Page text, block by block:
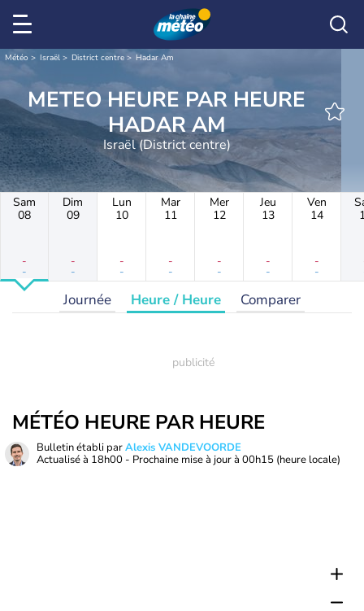
Météo Israël District centre Hadar Am
METEO HEURE PAR HEURE
HADAR AM
Israël (District centre)
Sam
08
-
-
Dim
09
-
-
Lun
10
-
-
Mar
11
-
-
Mer
12
-
-
Jeu
13
-
-
Ven
14
-
-
Journée Heure / Heure Comparer
MÉTÉO HEURE PAR HEURE
Bulletin établi parAlexis VANDEVOORDE
Actualisé à 18h00 - Prochaine mise à jour à 00h15 (heure locale)